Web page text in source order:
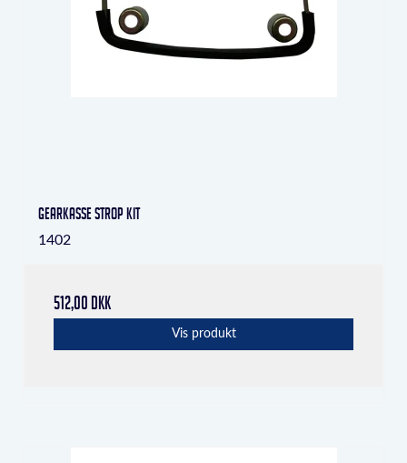
Gearkasse strop kit
1402
512,00 DKK
Vis produkt